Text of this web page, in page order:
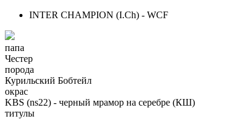
INTER CHAMPION (I.Ch) - WCF
папа
Честер
порода
Курильский Бобтейл
окрас
KBS (ns22) - черный мрамор на серебре (КШ)
титулы